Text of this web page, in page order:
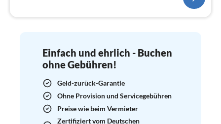
Einfach und ehrlich - Buchen
ohne Gebühren!
Geld-zurück-Garantie
Ohne Provision und Servicegebühren
Preise wie beim Vermieter
Zertifiziert vom Deutschen